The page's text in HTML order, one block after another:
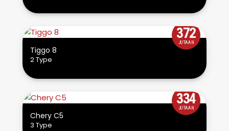
372
JUTAAN
Tiggo 8
2 Type
334
JUTAAN
Chery C5
3 Type